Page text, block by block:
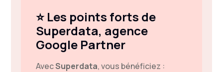
⭐ Les points forts de
Superdata, agence
Google Partner
AvecSuperdata, vous bénéficiez :